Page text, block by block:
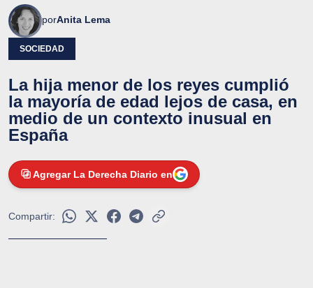
porAnita Lema
SOCIEDAD
La hija menor de los reyes cumplió
la mayoría de edad lejos de casa, en
medio de un contexto inusual en
España
Agregar La Derecha Diario en
Compartir: